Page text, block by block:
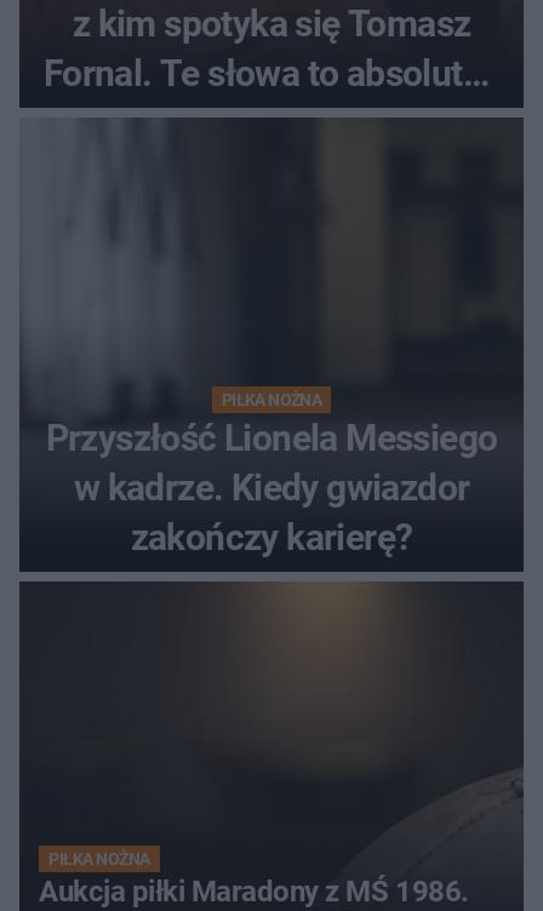
z kim spotyka się Tomasz
Fornal. Te słowa to absolutny
hit
PIŁKA NOŻNA
Przyszłość Lionela Messiego
w kadrze. Kiedy gwiazdor
zakończy karierę?
PIŁKA NOŻNA
Aukcja piłki Maradony z MŚ 1986.